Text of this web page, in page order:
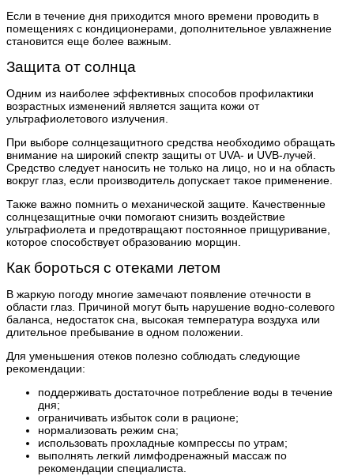
Если в течение дня приходится много времени проводить в
помещениях с кондиционерами, дополнительное увлажнение
становится еще более важным.
Защита от солнца
Одним из наиболее эффективных способов профилактики
возрастных изменений является защита кожи от
ультрафиолетового излучения.
При выборе солнцезащитного средства необходимо обращать
внимание на широкий спектр защиты от UVA- и UVB-лучей.
Средство следует наносить не только на лицо, но и на область
вокруг глаз, если производитель допускает такое применение.
Также важно помнить о механической защите. Качественные
солнцезащитные очки помогают снизить воздействие
ультрафиолета и предотвращают постоянное прищуривание,
которое способствует образованию морщин.
Как бороться с отеками летом
В жаркую погоду многие замечают появление отечности в
области глаз. Причиной могут быть нарушение водно-солевого
баланса, недостаток сна, высокая температура воздуха или
длительное пребывание в одном положении.
Для уменьшения отеков полезно соблюдать следующие
рекомендации:
поддерживать достаточное потребление воды в течение
дня;
ограничивать избыток соли в рационе;
нормализовать режим сна;
использовать прохладные компрессы по утрам;
выполнять легкий лимфодренажный массаж по
рекомендации специалиста.